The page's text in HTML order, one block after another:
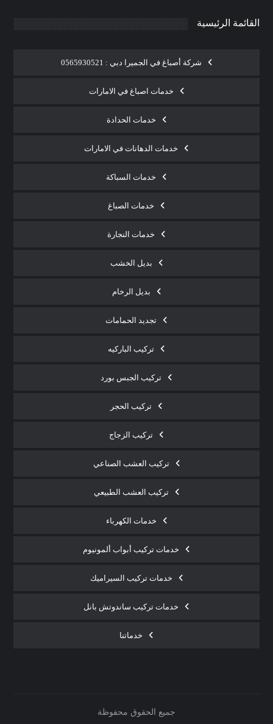
القائمة الرئيسية
شركة أصباغ في الجميرا دبي : 0565930521
خدمات اصباغ في الامارات
خدمات الحدادة
خدمات الدهانات في الامارات
خدمات السباكة
خدمات الصباغ
خدمات النجارة
بديل الخشب
بديل الرخام
تجديد الحمامات
تركيب الباركيه
تركيب الجبس بورد
تركيب الحجر
تركيب الزجاج
تركيب العشب الصناعي
تركيب العشب الطبيعي
خدمات الكهرباء
خدمات تركيب أبواب ألمونيوم
خدمات تركيب السيراميك
خدمات تركيب ساندوتش بانل
خدماتنا
جميع الحقوق محفوظة